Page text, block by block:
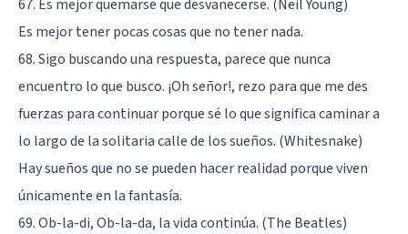
67. Es mejor quemarse que desvanecerse. (Neil Young)
Es mejor tener pocas cosas que no tener nada.
68. Sigo buscando una respuesta, parece que nunca
encuentro lo que busco. ¡Oh señor!, rezo para que me des
fuerzas para continuar porque sé lo que significa caminar a
lo largo de la solitaria calle de los sueños. (Whitesnake)
Hay sueños que no se pueden hacer realidad porque viven
únicamente en la fantasía.
69. Ob-la-di, Ob-la-da, la vida continúa. (The Beatles)